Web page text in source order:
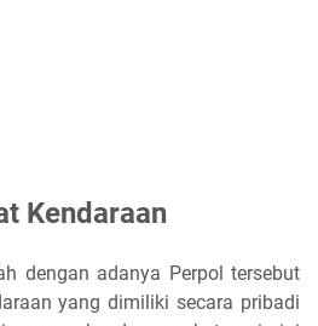
Kendaraan
dengan adanya Perpol tersebut
yang dimiliki secara pribadi